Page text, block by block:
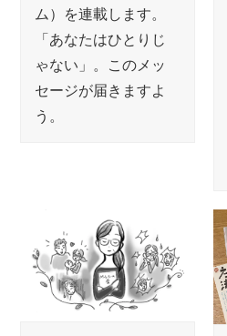
ム）を連載します。
「あなたはひとりじ
ゃない」。このメッ
セージが届きますよ
う。